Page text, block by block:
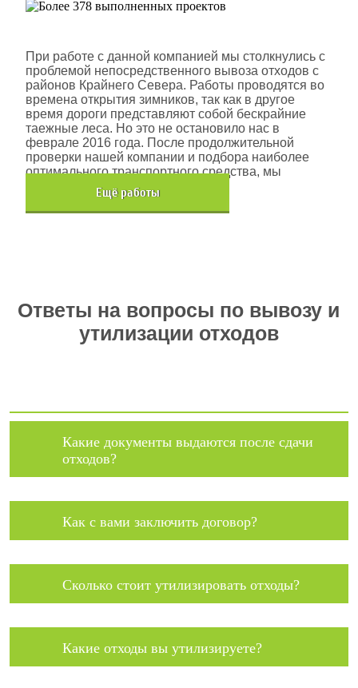
При работе с данной компанией мы столкнулись с
проблемой непосредственного вывоза отходов с
районов Крайнего Севера. Работы проводятся во
времена открытия зимников, так как в другое
время дороги представляют собой бескрайние
таежные леса. Но это не остановило нас в
феврале 2016 года. После продолжительной
проверки нашей компании и подбора наиболее
оптимального транспортного средства, мы
помогли данной компании.
Eщё работы
Ответы на вопросы по вывозу и
утилизации отходов
Какие документы выдаются после сдачи
отходов?
Как с вами заключить договор?
Сколько стоит утилизировать отходы?
Какие отходы вы утилизируете?